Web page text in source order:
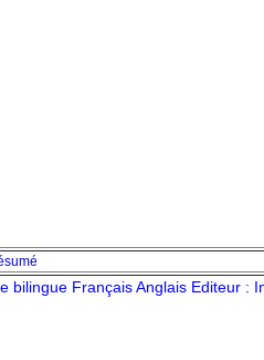
bilingue Français Anglais Editeur :